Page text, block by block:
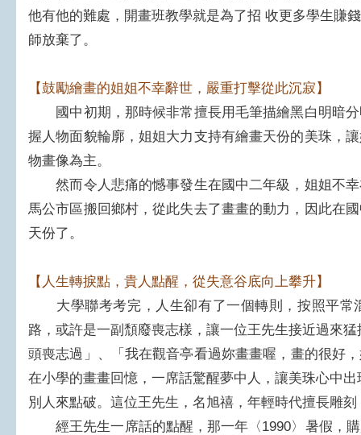
他有他的難處，開畫班教學就是為了招 收更多學生賺
師放棄了。
【鼓勵繪畫的姐姐不幸辭世，嚴重打擊從此沉寂】
國中初期，那時候非常擅長用毛筆描繪黑白明暗分
握人物面貌輪廓，姐姐大力支持有繪畫天份的美珠，
物畫像為主。
然而令人悲痛的憾事發生在國中二年級，姐姐不幸
馬公市區搬回鄉村，從此失去了畫畫的動力，因此在
天份了。
【人生轉捩點，貴人點醒，從失意谷底向上攀升】
大學聯考考完，人生卻有了一個轉則，按照平常
路，或許是一副頹廢喪志樣，讓一位王先生接近過來
頭喪志過」、「我在觀音亭看過妳畫畫喔，畫的很好
在小學的畫畫回憶，一席話驚醒夢中人，讓美珠心中
別人來點破。這位王先生，名旭禧，年輕時代擅長雕
經王先生一席話的點醒，那一年〈1990〉暑假，購